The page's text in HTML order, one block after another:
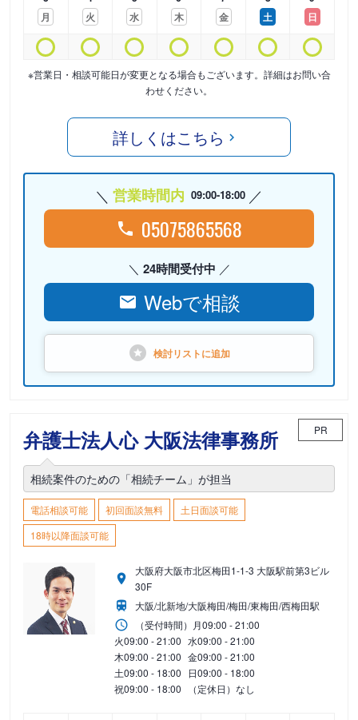
月
火
水
木
金
土
日
※営業日・相談可能日が変更となる場合もございます。詳細はお問い合
わせください。
詳しくはこちら
営業時間内 09:00-18:00
05075865568
24時間受付中
Webで相談
検討リストに追加
弁護士法人心 大阪法律事務所 PR
相続案件のための「相続チーム」が担当
電話相談可能 初回面談無料
土日面談可能
18時以降面談可能
大阪府大阪市北区梅田1-1-3 大阪駅前第3ビル
30F
大阪/北新地/大阪梅田/梅田/東梅田/西梅田駅
（受付時間） 月09:00 - 21:00
火09:00 - 21:00 水09:00 - 21:00
木09:00 - 21:00 金09:00 - 21:00
土09:00 - 18:00 日09:00 - 18:00
祝09:00 - 18:00 （定休日）なし